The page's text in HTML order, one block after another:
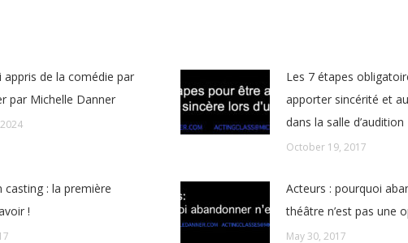
appris de la comédie par
par Michelle Danner
Les 7 étapes
apporter sincérité et
dans la salle d’audition
October 19, 2017
casting : la première
!
Acteurs : pourquoi
théâtre n’est pas une
May 30, 2017